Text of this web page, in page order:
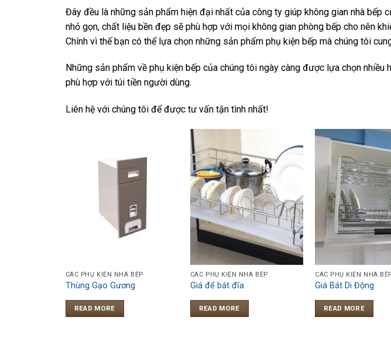
Đây đều là những sản phẩm hiện đại nhất của công ty giúp không gian nhà bếp
nhỏ gọn, chất liệu bền đẹp sẽ phù hợp với mọi không gian phòng bếp cho nên
Chính vì thế bạn có thể lựa chọn những sản phẩm phụ kiện bếp mà chúng tôi
Những sản phẩm về phụ kiện bếp của chúng tôi ngày càng được lựa chọn
phù hợp với túi tiền người dùng.
Liên hệ với chúng tôi để được tư vấn tận tình nhất!
CÁC PHỤ KIỆN NHÀ BẾP
Thùng Gạo Gương
READ MORE
CÁC PHỤ KIỆN NHÀ BẾP
Giá để bát đĩa
READ MORE
CÁC PHỤ KIỆN NHÀ
Giá Bát Di Động
READ MORE